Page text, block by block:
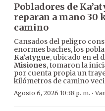
Pobladores de
reparan a mano 30
camino
Cansados del peligro
enormes baches, los
Ka’atygue, ubicado en el
Misiones, tomaron la
por cuenta propia un
kilómetros de camino
Agosto 6, 2026 10:38 p. m. ·